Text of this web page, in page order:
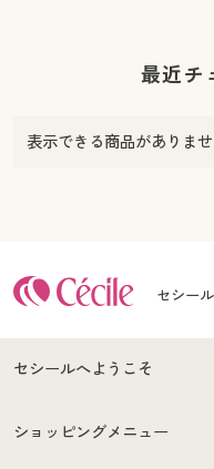
最近チ
表示できる商品がありませ
セシー
セシールへようこそ
はじめての方へ
ショッピングメニュー